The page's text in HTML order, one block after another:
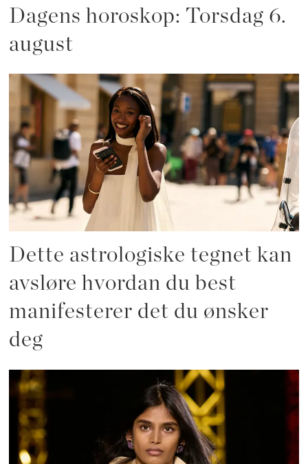
Dagens horoskop: Torsdag 6.
august
Dette astrologiske tegnet kan
avsløre hvordan du best
manifesterer det du ønsker
deg